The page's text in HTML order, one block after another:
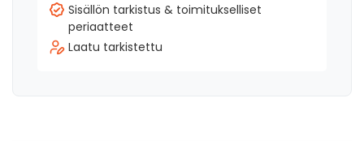
Sisällön tarkistus & toimitukselliset
periaatteet
Laatu tarkistettu